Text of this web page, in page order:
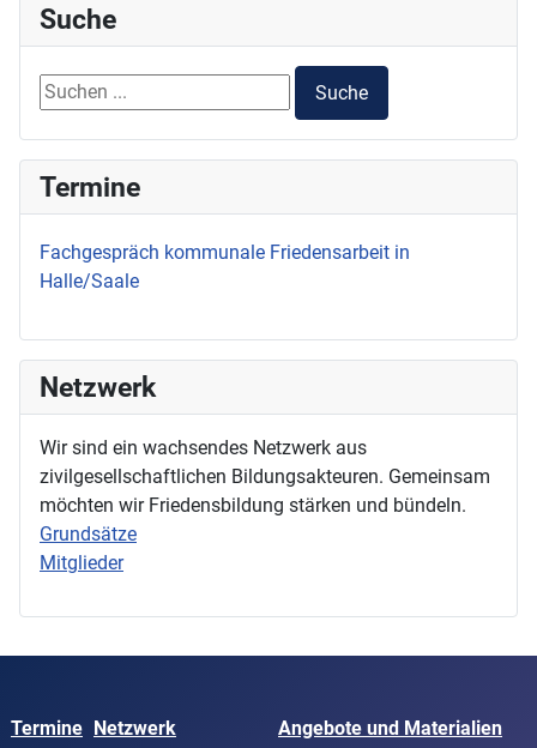
Suche
Suchen ...
Suche
Termine
Fachgespräch kommunale Friedensarbeit in
Halle/Saale
Netzwerk
Wir sind ein wachsendes Netzwerk aus
zivilgesellschaftlichen Bildungsakteuren. Gemeinsam
möchten wir Friedensbildung stärken und bündeln.
Grundsätze
Mitglieder
Termine Netzwerk
Angebote und Materialien